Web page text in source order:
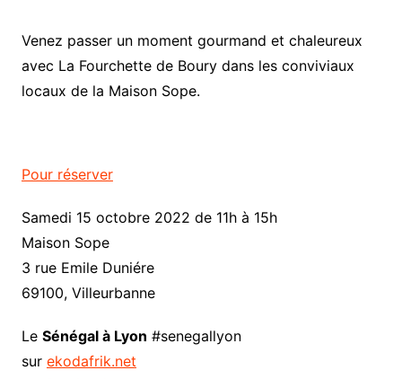
Venez passer un moment gourmand et chaleureux
avec La Fourchette de Boury dans les conviviaux
locaux de la Maison Sope.
Pour réserver
Samedi 15 octobre 2022 de 11h à 15h
Maison Sope
3 rue Emile Duniére
69100, Villeurbanne
Le Sénégal à Lyon #senegallyon
sur ekodafrik.net